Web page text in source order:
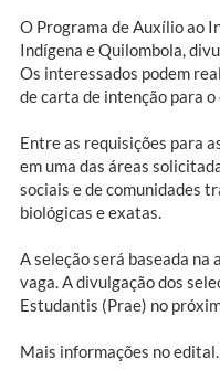
O Programa de Auxílio ao
Indígena e Quilombola,
Os interessados podem
de carta de intenção para o
Entre as requisições para
em uma das áreas
sociais e de comunidades
biológicas e exatas.
A seleção será baseada
vaga. A divulgação dos
Estudantis (Prae) no
Mais informações no edital.